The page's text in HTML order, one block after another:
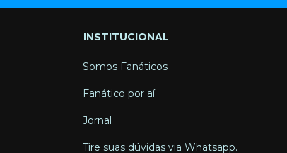
INSTITUCIONAL
Somos Fanáticos
Fanático por aí
Jornal
Tire suas dúvidas via Whatsapp.